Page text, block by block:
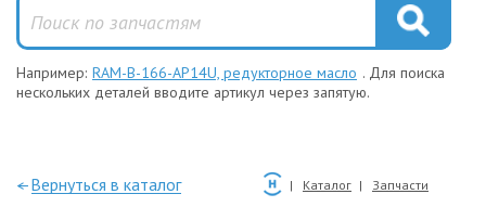
Например: RAM-B-166-AP14U, редукторное масло . Для поиска
нескольких деталей вводите артикул через запятую.
—Вернуться в каталог Каталог Запчасти